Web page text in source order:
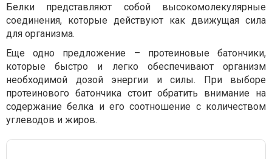
Белки представляют собой высокомолекулярные
соединения, которые действуют как движущая сила
для организма.
Еще одно предложение – протеиновые батончики,
которые быстро и легко обеспечивают организм
необходимой дозой энергии и силы. При выборе
протеинового батончика стоит обратить внимание на
содержание белка и его соотношение с количеством
углеводов и жиров.